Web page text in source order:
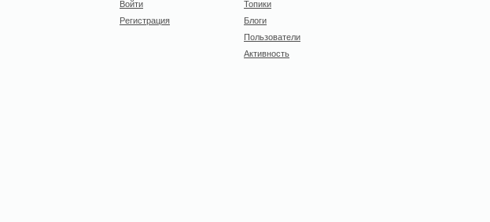
Войти
Регистрация
Топики
Блоги
Пользователи
Активность